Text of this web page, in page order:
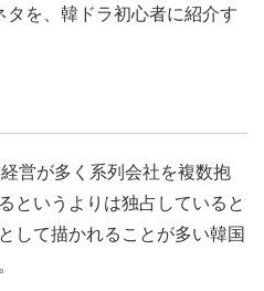
を、韓ドラ初心者に紹介す
営が多く系列会社を複数抱
というよりは独占していると
して描かれることが多い韓国